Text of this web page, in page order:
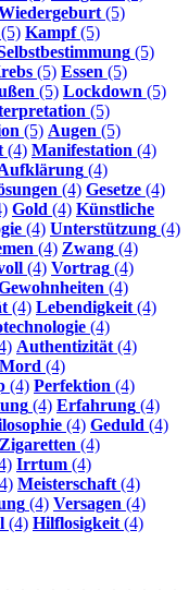
(5)
(5) Kampf(5)
(5)
(5) Essen (5)
(5) Lockdown (5)
(5)
(5) Augen (5)
(4) Manifestation (4)
(4)
(4) Gesetze (4)
Gold (4) Künstliche
(4) Unterstützung (4)
(4) Zwang (4)
(4) Vortrag (4)
(4)
(4) Lebendigkeit(4)
(4)
Authentizität(4)
Mord (4)
(4) Perfektion (4)
(4) Erfahrung (4)
(4) Geduld (4)
Zigaretten (4)
Irrtum (4)
Meisterschaft(4)
(4) Versagen (4)
(4) Hilflosigkeit(4)